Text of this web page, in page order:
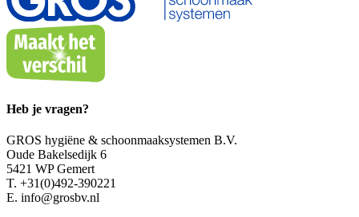
Heb je vragen?
GROS hygiëne & schoonmaaksystemen B.V.
Oude Bakelsedijk 6
5421 WP Gemert
T. +31(0)492-390221
E. info@grosbv.nl